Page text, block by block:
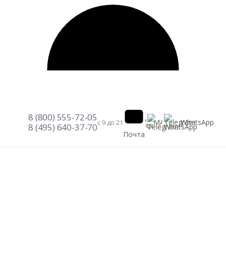
8 (800) 555-72-05
8 (495) 640-37-70с 9 до 21
Почта
MAXTelegramWhatsApp